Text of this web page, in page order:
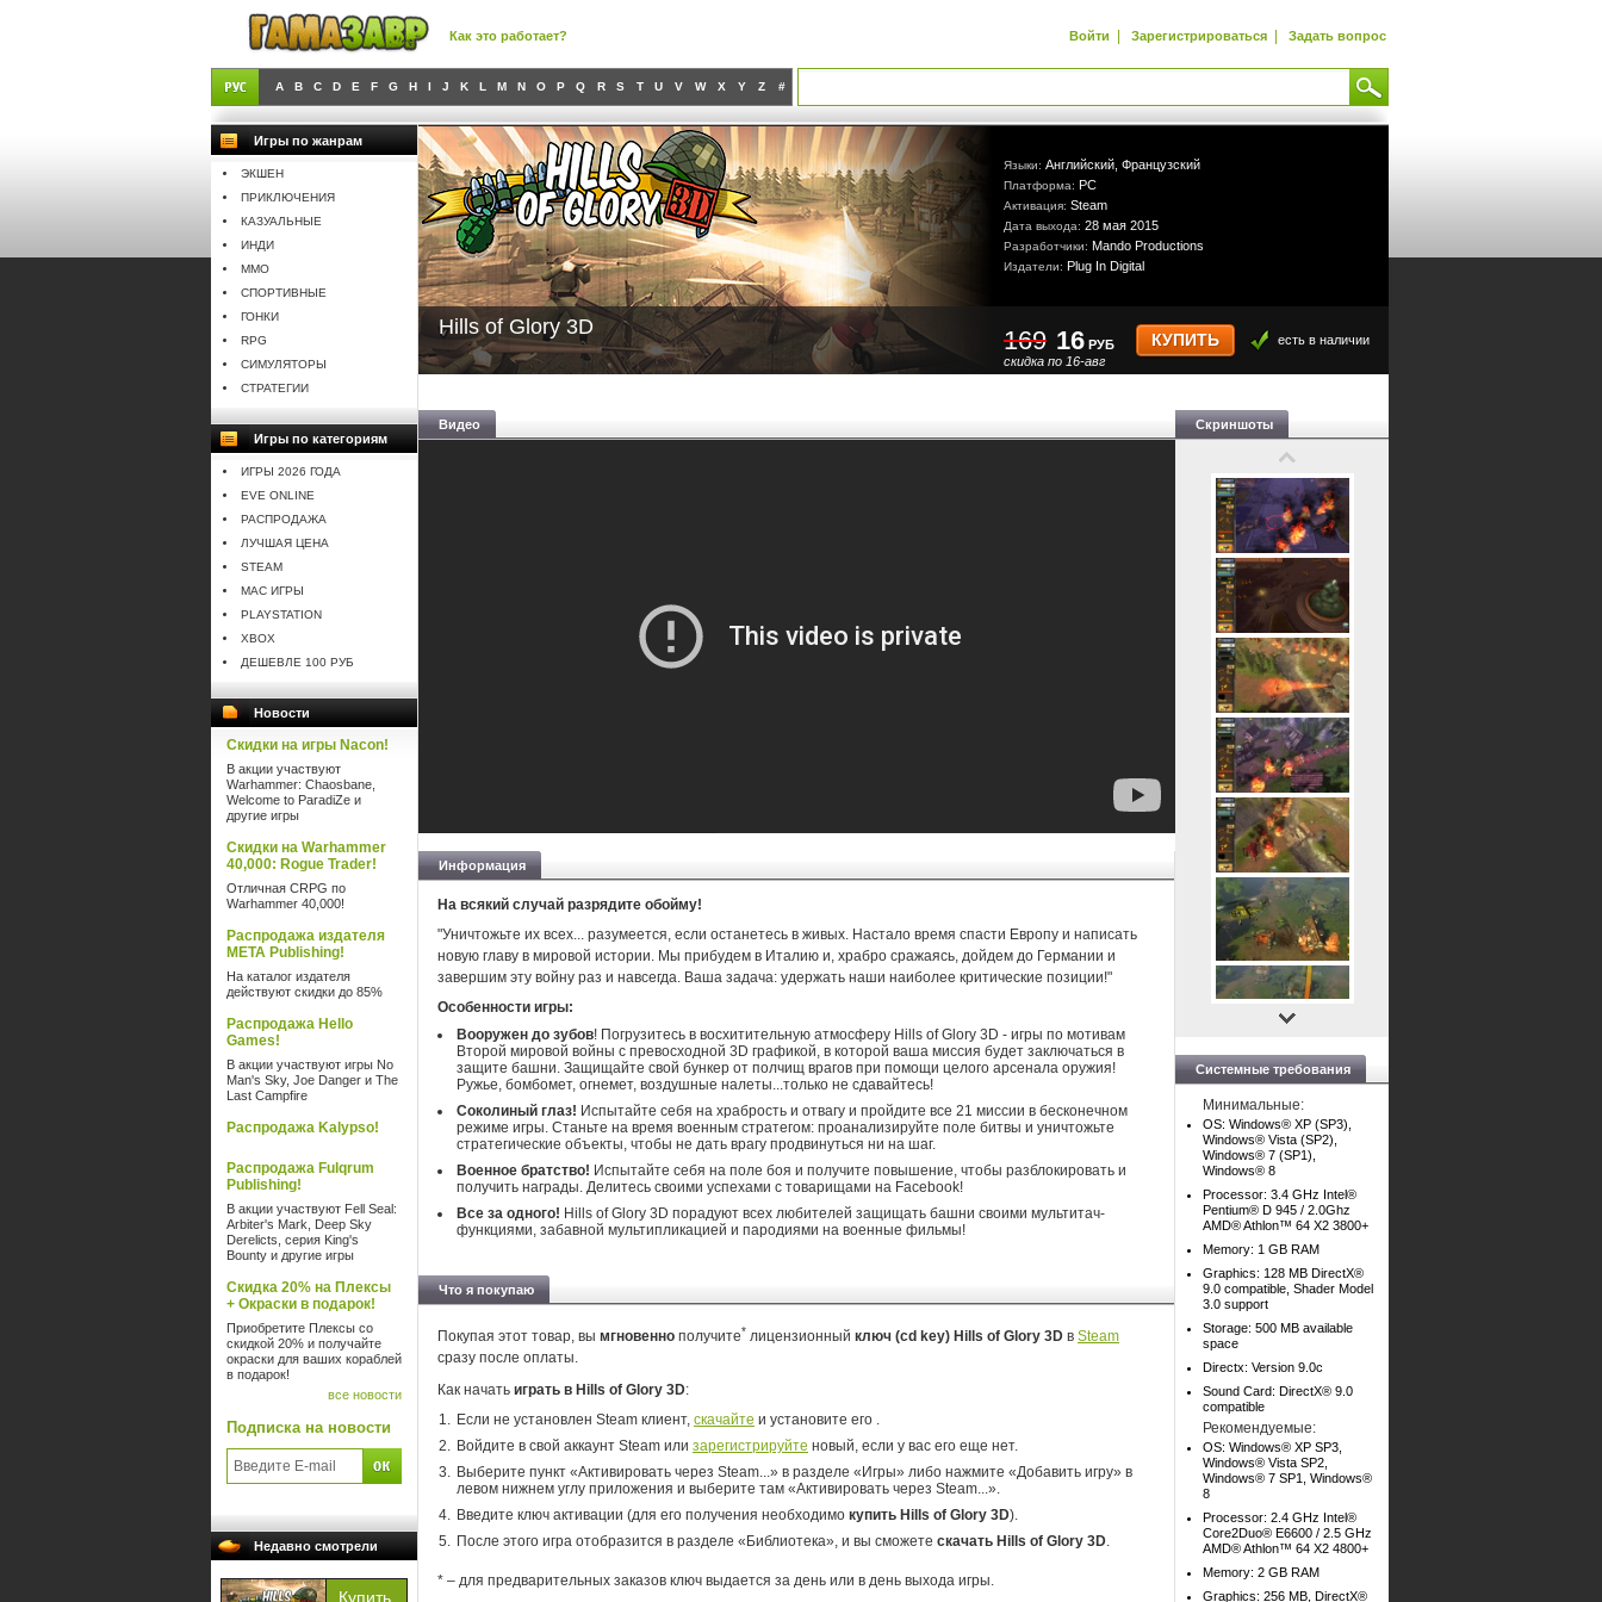
Как это работает? Войти | Зарегистрироваться | Задать вопрос
A B C D E F G H I J K L M N O P Q R S T U V W X Y Z #
Игры по жанрам
ЭКШЕН
ПРИКЛЮЧЕНИЯ
КАЗУАЛЬНЫЕ
ИНДИ
MMO
СПОРТИВНЫЕ
ГОНКИ
RPG
СИМУЛЯТОРЫ
СТРАТЕГИИ
Игры по категориям
ИГРЫ 2026 ГОДА
EVE ONLINE
РАСПРОДАЖА
ЛУЧШАЯ ЦЕНА
STEAM
MAC ИГРЫ
PLAYSTATION
XBOX
ДЕШЕВЛЕ 100 РУБ
Новости
Скидки на игры Nacon!
В акции участвуют
Warhammer: Chaosbane,
Welcome to ParadiZe и
другие игры
Скидки на Warhammer
40,000: Rogue Trader!
Отличная CRPG по
Warhammer 40,000!
Распродажа издателя
META Publishing!
На каталог издателя
действуют скидки до 85%
Распродажа Hello
Games!
В акции участвуют игры No
Man's Sky, Joe Danger и The
Last Campfire
Распродажа Kalypso!
Распродажа Fulqrum
Publishing!
В акции участвуют Fell Seal:
Arbiter's Mark, Deep Sky
Derelicts, серия King's
Bounty и другие игры
Скидка 20% на Плексы
+ Окраски в подарок!
Приобретите Плексы со
скидкой 20% и получайте
окраски для ваших кораблей
в подарок!
все новости
Подписка на новости
Недавно смотрели
Языки: Английский, Французский
Платформа: PC
Активация: Steam
Дата выхода: 28 мая 2015
Разработчики: Mando Productions
Издатели: Plug In Digital
Hills of Glory 3D 169
скидка по 16-авг
16 РУБ КУПИТЬ есть в наличии
Видео
Информация
На всякий случай разрядите обойму!
"Уничтожьте их всех... разумеется, если останетесь в живых. Настало время спасти Европу и написать
новую главу в мировой истории. Мы прибудем в Италию и, храбро сражаясь, дойдем до Германии и
завершим эту войну раз и навсегда. Ваша задача: удержать наши наиболее критические позиции!"
Особенности игры:
Вооружен до зубов! Погрузитесь в восхитительную атмосферу Hills of Glory 3D - игры по мотивам
Второй мировой войны с превосходной 3D графикой, в которой ваша миссия будет заключаться в
защите башни. Защищайте свой бункер от полчищ врагов при помощи целого арсенала оружия!
Ружье, бомбомет, огнемет, воздушные налеты...только не сдавайтесь!
Соколиный глаз! Испытайте себя на храбрость и отвагу и пройдите все 21 миссии в бесконечном
режиме игры. Станьте на время военным стратегом: проанализируйте поле битвы и уничтожьте
стратегические объекты, чтобы не дать врагу продвинуться ни на шаг.
Военное братство! Испытайте себя на поле боя и получите повышение, чтобы разблокировать и
получить награды. Делитесь своими успехами с товарищами на Facebook!
Все за одного! Hills of Glory 3D порадуют всех любителей защищать башни своими мультитач-
функциями, забавной мультипликацией и пародиями на военные фильмы!
Что я покупаю
Покупая этот товар, вы мгновенно получите* лицензионный ключ (cd key) Hills of Glory 3D в Steam
сразу после оплаты.
Как начать играть в Hills of Glory 3D:
Если не установлен Steam клиент, скачайте и установите его .
Войдите в свой аккаунт Steam или зарегистрируйте новый, если у вас его еще нет.
Выберите пункт «Активировать через Steam...» в разделе «Игры» либо нажмите «Добавить игру» в
левом нижнем углу приложения и выберите там «Активировать через Steam...».
Введите ключ активации (для его получения необходимо купить Hills of Glory 3D).
После этого игра отобразится в разделе «Библиотека», и вы сможете скачать Hills of Glory 3D.
* – для предварительных заказов ключ выдается за день или в день выхода игры.
Скриншоты
Системные требования
Минимальные:
OS: Windows® XP (SP3),
Windows® Vista (SP2),
Windows® 7 (SP1),
Windows® 8
Processor: 3.4 GHz Intel®
Pentium® D 945 / 2.0Ghz
AMD® Athlon™ 64 X2 3800+
Memory: 1 GB RAM
Graphics: 128 MB DirectX®
9.0 compatible, Shader Model
3.0 support
Storage: 500 MB available
space
Directx: Version 9.0c
Sound Card: DirectX® 9.0
compatible
Рекомендуемые:
OS: Windows® XP SP3,
Windows® Vista SP2,
Windows® 7 SP1, Windows®
8
Processor: 2.4 GHz Intel®
Core2Duo® E6600 / 2.5 GHz
AMD® Athlon™ 64 X2 4800+
Memory: 2 GB RAM
Graphics: 256 MB, DirectX®